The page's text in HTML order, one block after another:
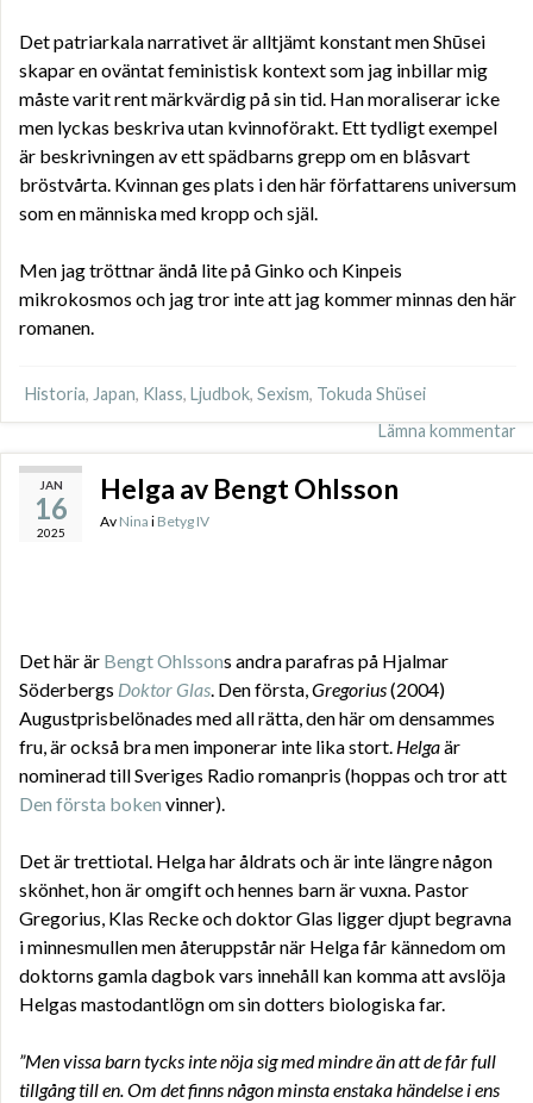
Det patriarkala narrativet är alltjämt konstant men Shūsei
skapar en oväntat feministisk kontext som jag inbillar mig
måste varit rent märkvärdig på sin tid. Han moraliserar icke
men lyckas beskriva utan kvinnoförakt. Ett tydligt exempel
är beskrivningen av ett spädbarns grepp om en blåsvart
bröstvårta. Kvinnan ges plats i den här författarens universum
som en människa med kropp och själ.
Men jag tröttnar ändå lite på Ginko och Kinpeis
mikrokosmos och jag tror inte att jag kommer minnas den här
romanen.
Historia, Japan, Klass, Ljudbok, Sexism, Tokuda Shüsei
Lämna kommentar
JAN
16
2025
Helga av Bengt Ohlsson
Av Nina i Betyg IV
Det här är Bengt Ohlssons andra parafras på Hjalmar
Söderbergs Doktor Glas. Den första,Gregorius(2004)
Augustprisbelönades med all rätta, den här om densammes
fru, är också bra men imponerar inte lika stort. Helgaär
nominerad till Sveriges Radio romanpris (hoppas och tror att
Den första boken vinner).
Det är trettiotal. Helga har åldrats och är inte längre någon
skönhet, hon är omgift och hennes barn är vuxna. Pastor
Gregorius, Klas Recke och doktor Glas ligger djupt begravna
i minnesmullen men återuppstår när Helga får kännedom om
doktorns gamla dagbok vars innehåll kan komma att avslöja
Helgas mastodantlögn om sin dotters biologiska far.
”Men vissa barn tycks inte nöja sig med mindre än att de får full
tillgång till en. Om det finns någon minsta enstaka händelse i ens